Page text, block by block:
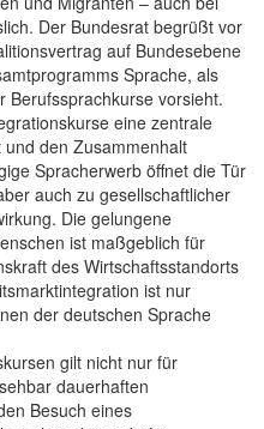
Der Bundesrat begrüßt vor
auf Bundesebene
Sprache, als
Berufssprachkurse vorsieht.
eine zentrale
den Zusammenhalt
Spracherwerb öffnet die Tür
auch zu gesellschaftlicher
Die gelungene
ist maßgeblich für
des Wirtschaftsstandorts
ist nur
der deutschen Sprache
gilt nicht nur für
dauerhaften
Besuch eines